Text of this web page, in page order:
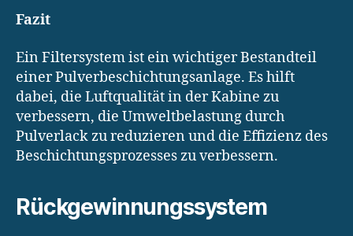
Fazit
Ein Filtersystem ist ein wichtiger Bestandteil
einer Pulverbeschichtungsanlage. Es hilft
dabei, die Luftqualität in der Kabine zu
verbessern, die Umweltbelastung durch
Pulverlack zu reduzieren und die Effizienz des
Beschichtungsprozesses zu verbessern.
Rückgewinnungssystem